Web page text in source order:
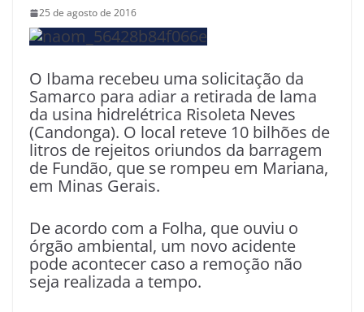
25 de agosto de 2016
O Ibama recebeu uma solicitação da
Samarco para adiar a retirada de lama
da usina hidrelétrica Risoleta Neves
(Candonga). O local reteve 10 bilhões de
litros de rejeitos oriundos da barragem
de Fundão, que se rompeu em Mariana,
em Minas Gerais.
De acordo com a Folha, que ouviu o
órgão ambiental, um novo acidente
pode acontecer caso a remoção não
seja realizada a tempo.